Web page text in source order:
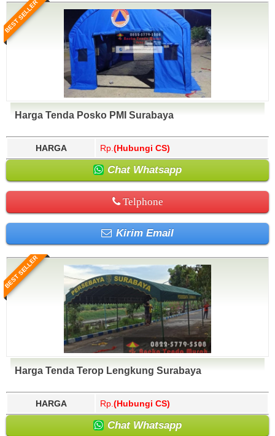
BEST SELLER
Harga Tenda Posko PMI Surabaya
HARGA Rp. (Hubungi CS)
Chat Whatsapp
Telphone
Kirim Email
BEST SELLER
Harga Tenda Terop Lengkung Surabaya
HARGA Rp. (Hubungi CS)
Chat Whatsapp